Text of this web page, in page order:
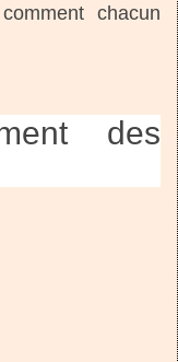
chacun
des